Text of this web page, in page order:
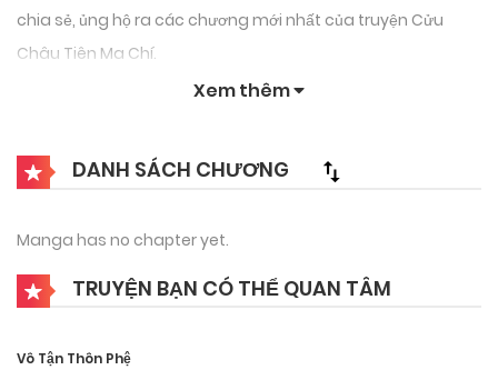
chia sẻ, ủng hộ ra các chương mới nhất của truyện Cửu
Châu Tiên Ma Chí.
Xem thêm
DANH SÁCH CHƯƠNG
Manga has no chapter yet.
TRUYỆN BẠN CÓ THỂ QUAN TÂM
Vô Tận Thôn Phệ